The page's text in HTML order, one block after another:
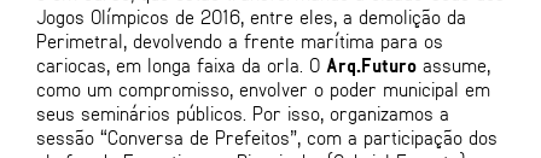
Jogos Olímpicos de 2016, entre eles, a demolição da
Perimetral, devolvendo a frente marítima para os
cariocas, em longa faixa da orla. O Arq.Futuro assume,
como um compromisso, envolver o poder municipal em
seus seminários públicos. Por isso, organizamos a
sessão “Conversa de Prefeitos”, com a participação dos